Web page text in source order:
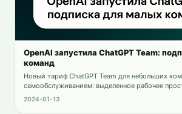
OpenAI запустила ChatGPT Team:
команд
Новый тариф ChatGPT Team для небольших
самообслуживанием: выделенное рабочее
продвинутые инструменты и поддержка до 149
2024-01-13